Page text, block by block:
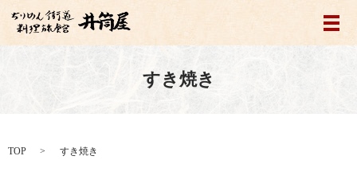
メ
すき焼き
TOP すき焼き